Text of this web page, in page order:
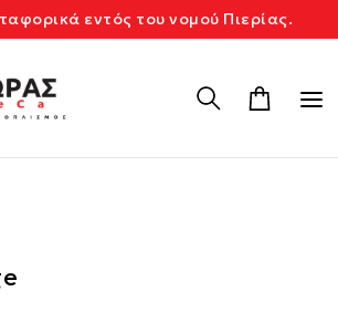
εντός του νομού Πιερίας.